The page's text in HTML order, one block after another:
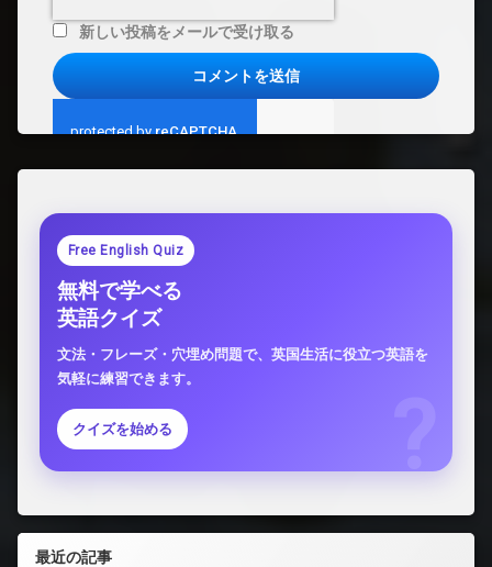
新しい投稿をメールで受け取る
Free English Quiz
無料で学べる
英語クイズ
文法・フレーズ・穴埋め問題で、英国生活に役立つ英語を
気軽に練習できます。
クイズを始める
最近の記事